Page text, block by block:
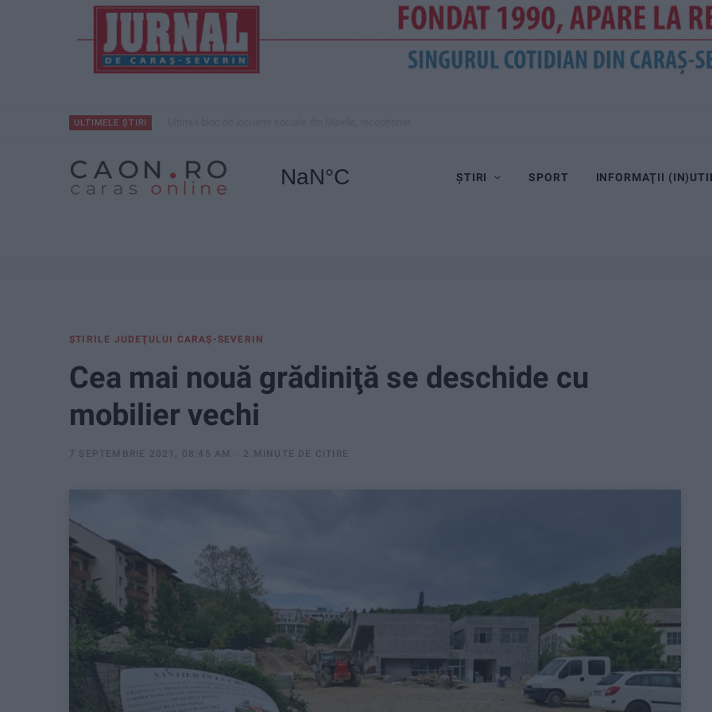
ULTIMELE ȘTIRI
ȘTIRI SPORT INFORMAŢII
ŞTIRILE JUDEŢULUI CARAŞ-SEVERIN
Cea mai nouă grădiniţă se deschide cu
mobilier vechi
7 SEPTEMBRIE 2021, 08:45 AM 2 MINUTE DE CITIRE